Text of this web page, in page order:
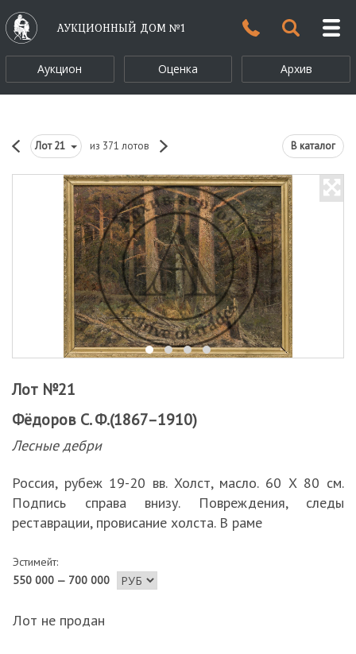
АУКЦИОННЫЙ ДОМ №1
Аукцион Оценка Архив
Лот21 из 371 лотов В каталог
Лот №21
Фёдоров С. Ф.(1867–1910)
Лесные дебри
Россия, рубеж 19-20 вв. Холст, масло. 60 Х 80 см.
Подпись справа внизу. Повреждения, следы
реставрации, провисание холста. В раме
Эстимейт:
550 000 — 700 000
Лот не продан